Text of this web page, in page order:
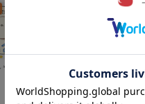
手札から出すカード
簡単に言う「キャプ
ジョンゆらゆらペン
らコンポーネントが
ん